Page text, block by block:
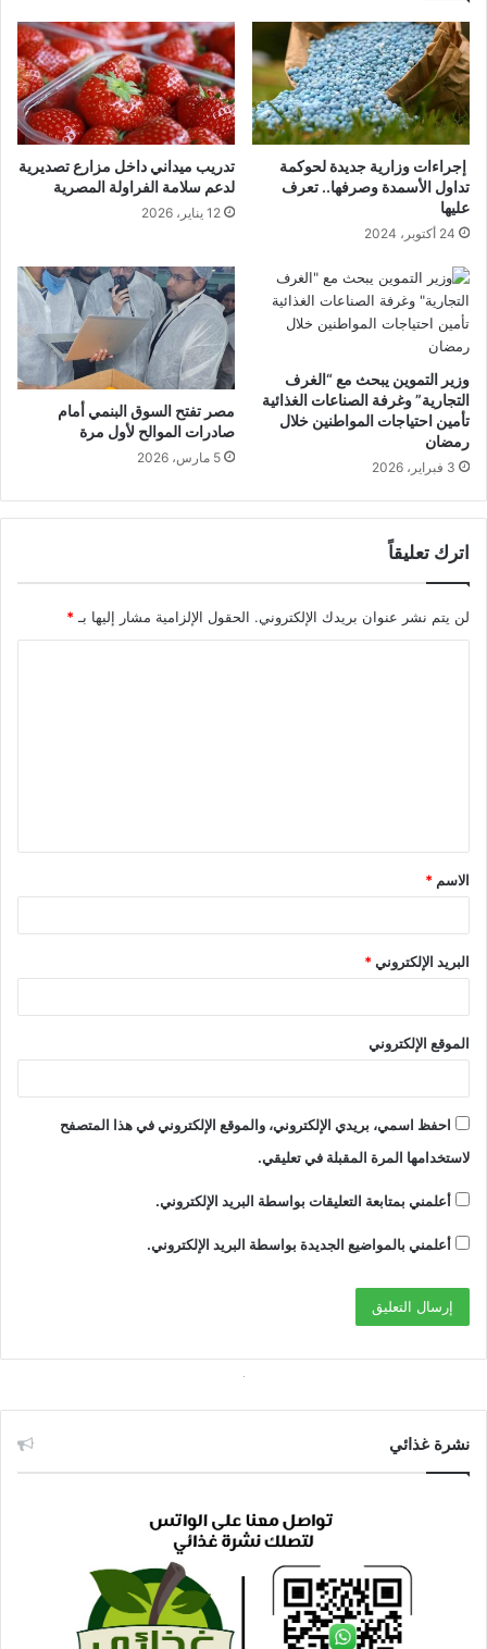
إجراءات وزارية جديدة لحوكمة
تداول الأسمدة وصرفها.. تعرف
عليها
24 أكتوبر، 2024
تدريب ميداني داخل مزارع تصديرية
لدعم سلامة الفراولة المصرية
12 يناير، 2026
وزير التموين يبحث مع “الغرف
التجارية” وغرفة الصناعات الغذائية
تأمين احتياجات المواطنين خلال
رمضان
3 فبراير، 2026
مصر تفتح السوق البنمي أمام
صادرات الموالح لأول مرة
5 مارس، 2026
اترك تعليقاً
لن يتم نشر عنوان بريدك الإلكتروني. الحقول الإلزامية مشار إليها بـ *
ق
*
الاسم *
البريد الإلكتروني*
الموقع الإلكتروني
احفظ اسمي، بريدي الإلكتروني، والموقع الإلكتروني في هذا المتصفح
لاستخدامها المرة المقبلة في تعليقي.
أعلمني بمتابعة التعليقات بواسطة البريد الإلكتروني.
أعلمني بالمواضيع الجديدة بواسطة البريد الإلكتروني.
نشرة غذائي